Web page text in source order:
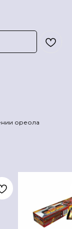
ореола